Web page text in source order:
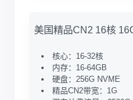
美国精品CN2 16核
核心：16-32核
内存：16-64GB
硬盘：256G NVME
精品CN2带宽：1G